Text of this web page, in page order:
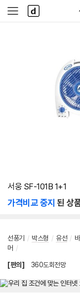
사
이
다
나
와
서웅 SF-101B 1+1
가격비교 중지 된 상
선풍기 / 박스형 / 유선 /
머 /
[편의] 360도회전망